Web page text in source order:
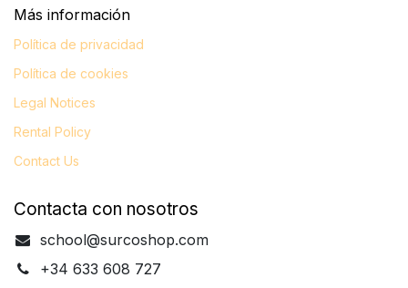
Más información​
Política de privacidad
Política de cookies
Legal Notices
Rental Policy
Contact Us
Contacta con nosotros
school@surcoshop.com
+34 633 608 727